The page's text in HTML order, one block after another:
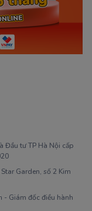
Đầu tư TP Hà Nội cấp
Garden, số 2 Kim
- Giám đốc điều hành